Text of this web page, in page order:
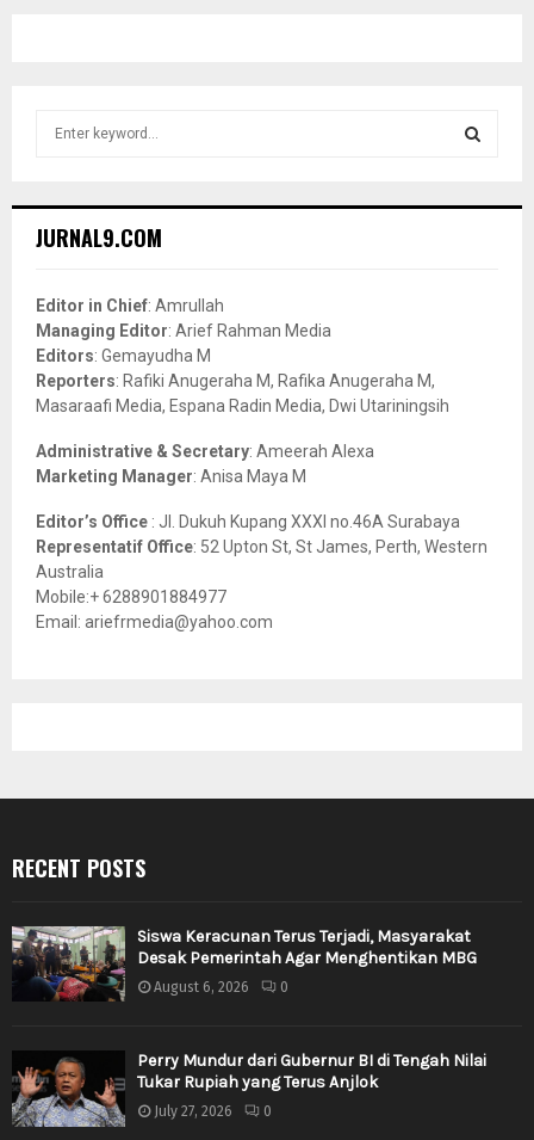
h
o
r
:
JURNAL9.COM
Editor in Chief: Amrullah
Managing Editor: Arief Rahman Media
Editors: Gemayudha M
Reporters: Rafiki Anugeraha M, Rafika Anugeraha M,
Masaraafi Media, Espana Radin Media, Dwi Utariningsih
Administrative & Secretary: Ameerah Alexa
Marketing Manager: Anisa Maya M
Editor’s Office : Jl. Dukuh Kupang XXXI no.46A Surabaya
Representatif Office: 52 Upton St, St James, Perth, Western
Australia
Mobile:+ 6288901884977
Email: ariefrmedia@yahoo.com
RECENT POSTS
Siswa Keracunan Terus Terjadi, Masyarakat
Desak Pemerintah Agar Menghentikan MBG
August 6, 2026 0
Perry Mundur dari Gubernur BI di Tengah Nilai
Tukar Rupiah yang Terus Anjlok
July 27, 2026 0